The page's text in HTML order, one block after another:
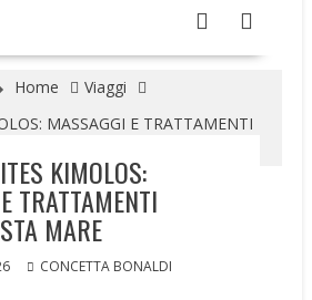
Home
Viaggi
MASSAGGI E TRATTAMENTI
KIMOLOS:
TRATTAMENTI
MARE
CONCETTA BONALDI